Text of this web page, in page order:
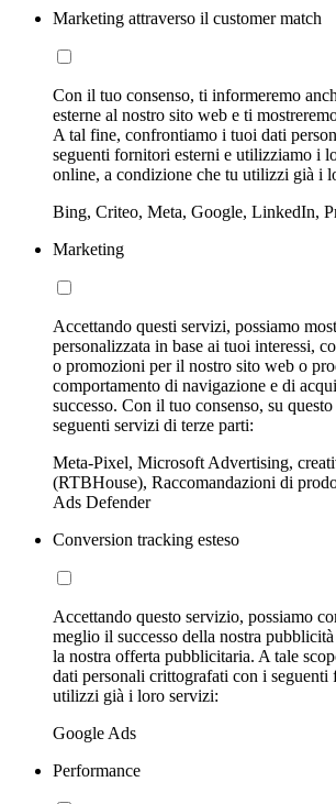
Marketing attraverso il customer match
Con il tuo consenso, ti informeremo
esterne al nostro sito web e ti
A tal fine, confrontiamo i tuoi dati
seguenti fornitori esterni e utilizziamo i
online, a condizione che tu utilizzi già i
Bing, Criteo, Meta, Google, LinkedIn,
Marketing
Accettando questi servizi, possiamo
personalizzata in base ai tuoi interessi,
o promozioni per il nostro sito web o
comportamento di navigazione e di
successo. Con il tuo consenso, su
seguenti servizi di terze parti:
Meta-Pixel, Microsoft Advertising,
(RTBHouse), Raccomandazioni di
Ads Defender
Conversion tracking esteso
Accettando questo servizio, possiamo
meglio il successo della nostra
la nostra offerta pubblicitaria. A tale
dati personali crittografati con i seguenti
utilizzi già i loro servizi:
Google Ads
Performance